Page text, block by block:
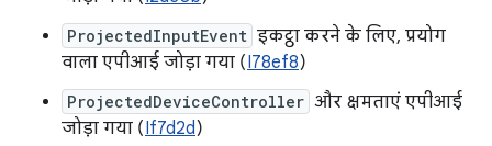
ProjectedInputEvent इकट्ठा करने के लिए, प्रयोग
वाला एपीआई जोड़ा गया (I78ef8)
ProjectedDeviceController और क्षमताएं एपीआई
जोड़ा गया (If7d2d)